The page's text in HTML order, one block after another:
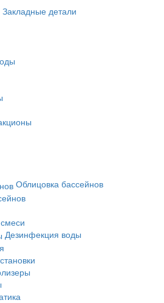
Закладные детали
Облицовка бассейнов
Дезинфекция воды